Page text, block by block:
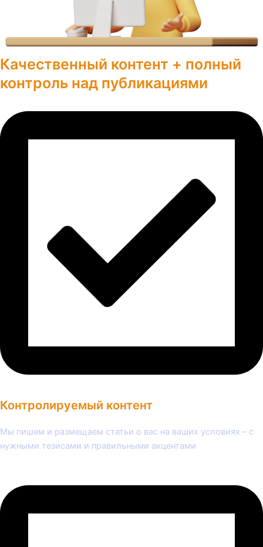
Качественный контент + полный
контроль над публикациями
Контролируемый контент
Мы пишем и размещаем статьи о вас на ваших условиях – с
нужными тезисами и правильными акцентами